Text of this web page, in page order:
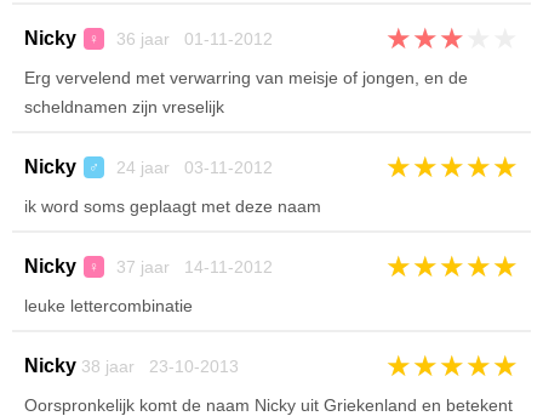
Nicky ♀ 36 jaar 01-11-2012 ★★★
Erg vervelend met verwarring van meisje of jongen, en de
scheldnamen zijn vreselijk
Nicky ♂ 24 jaar 03-11-2012 ★★★★★
ik word soms geplaagt met deze naam
Nicky ♀ 37 jaar 14-11-2012 ★★★★★
leuke lettercombinatie
Nicky 38 jaar 23-10-2013 ★★★★★
Oorspronkelijk komt de naam Nicky uit Griekenland en betekent